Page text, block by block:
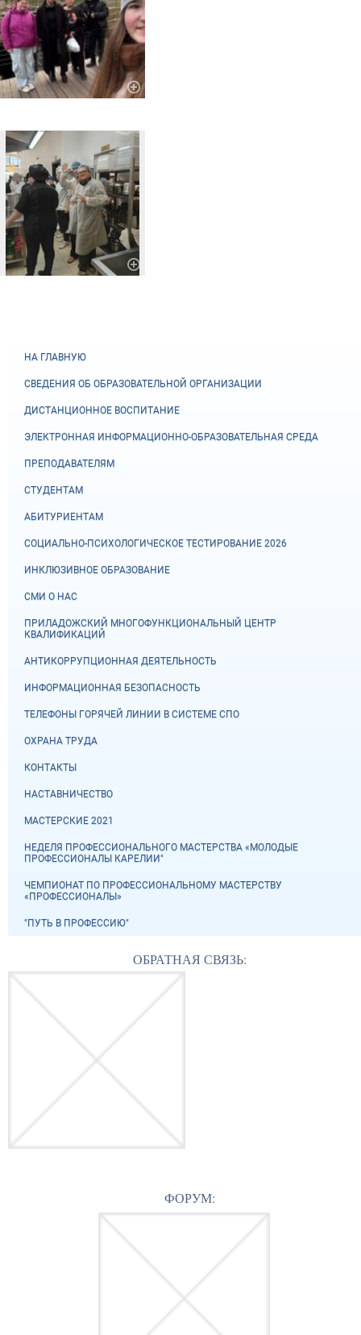
НА ГЛАВНУЮ
СВЕДЕНИЯ ОБ ОБРАЗОВАТЕЛЬНОЙ ОРГАНИЗАЦИИ
ДИСТАНЦИОННОЕ ВОСПИТАНИЕ
ЭЛЕКТРОННАЯ ИНФОРМАЦИОННО-ОБРАЗОВАТЕЛЬНАЯ СРЕДА
ПРЕПОДАВАТЕЛЯМ
СТУДЕНТАМ
АБИТУРИЕНТАМ
СОЦИАЛЬНО-ПСИХОЛОГИЧЕСКОЕ ТЕСТИРОВАНИЕ 2026
ИНКЛЮЗИВНОЕ ОБРАЗОВАНИЕ
СМИ О НАС
ПРИЛАДОЖСКИЙ МНОГОФУНКЦИОНАЛЬНЫЙ ЦЕНТР
КВАЛИФИКАЦИЙ
АНТИКОРРУПЦИОННАЯ ДЕЯТЕЛЬНОСТЬ
ИНФОРМАЦИОННАЯ БЕЗОПАСНОСТЬ
ТЕЛЕФОНЫ ГОРЯЧЕЙ ЛИНИИ В СИСТЕМЕ СПО
ОХРАНА ТРУДА
КОНТАКТЫ
НАСТАВНИЧЕСТВО
МАСТЕРСКИЕ 2021
НЕДЕЛЯ ПРОФЕССИОНАЛЬНОГО МАСТЕРСТВА «МОЛОДЫЕ
ПРОФЕССИОНАЛЫ КАРЕЛИИ"
ЧЕМПИОНАТ ПО ПРОФЕССИОНАЛЬНОМУ МАСТЕРСТВУ
«ПРОФЕССИОНАЛЫ»
"ПУТЬ В ПРОФЕССИЮ"
ОБРАТНАЯ СВЯЗЬ:
ФОРУМ: